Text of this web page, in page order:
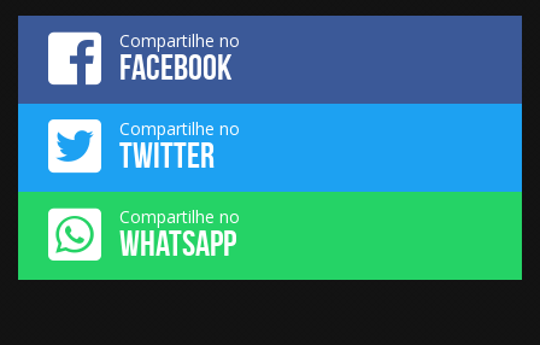
Compartilhe no
FACEBOOK
Compartilhe no
TWITTER
Compartilhe no
WHATSAPP